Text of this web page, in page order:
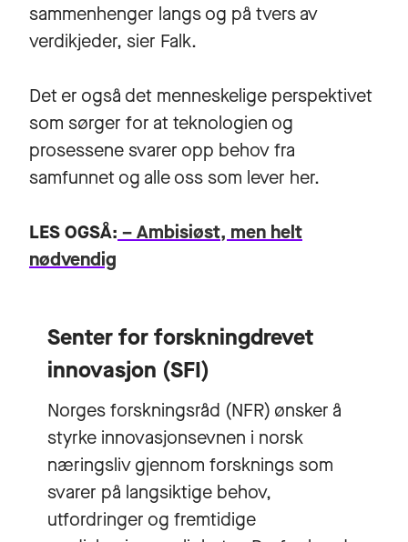
sammenhenger langs og på tvers av
verdikjeder, sier Falk.
Det er også det menneskelige perspektivet
som sørger for at teknologien og
prosessene svarer opp behov fra
samfunnet og alle oss som lever her.
LES OGSÅ: – Ambisiøst, men helt
nødvendig
Senter for forskningdrevet
innovasjon (SFI)
Norges forskningsråd (NFR) ønsker å
styrke innovasjonsevnen i norsk
næringsliv gjennom forsknings som
svarer på langsiktige behov,
utfordringer og fremtidige